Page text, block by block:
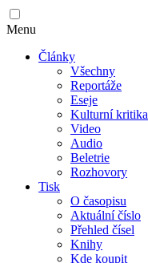
Menu
Články
Všechny
Reportáže
Eseje
Kulturní kritika
Video
Audio
Beletrie
Rozhovory
Tisk
O časopisu
Aktuální číslo
Přehled čísel
Knihy
Kde koupit